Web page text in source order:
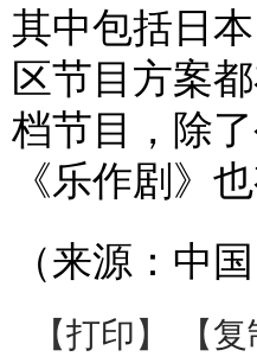
其中包括日
区节目方案
档节目，除
《乐作剧》
（来源：中
【打印】 【复